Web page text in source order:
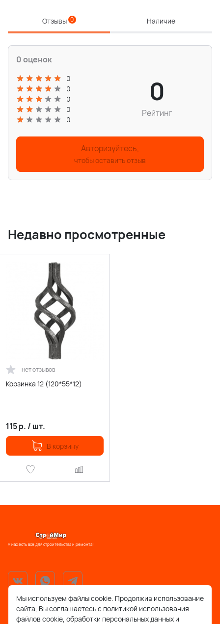
Отзывы 0 Наличие
0 оценок
0
0
0
0
0
0
Рейтинг
Авторизуйтесь,
чтобы оставить отзыв
Недавно просмотренные
нет отзывов
Корзинка 12 (120*55*12)
115р. / шт.
В корзину
У нас есть все для строительства и ремонта!
support@stroymir48.ru
Мы используем файлы cookie. Продолжив использование
сайта, Вы соглашаетесь с политикой использования
файлов cookie, обработки персональных данных и